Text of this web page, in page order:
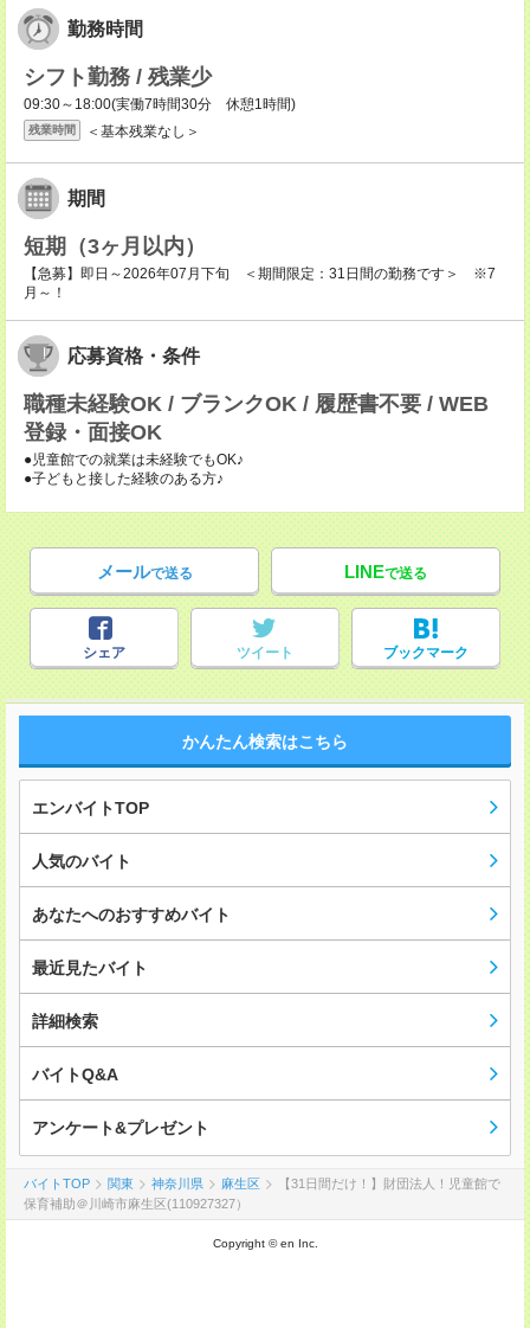
勤務時間
シフト勤務 / 残業少
09:30～18:00(実働7時間30分 休憩1時間)
残業時間 ＜基本残業なし＞
期間
短期（3ヶ月以内）
【急募】即日～2026年07月下旬 ＜期間限定：31日間の勤務です＞ ※7
月～！
応募資格・条件
職種未経験OK / ブランクOK / 履歴書不要 / WEB
登録・面接OK
●児童館での就業は未経験でもOK♪
●子どもと接した経験のある方♪
メールで送る LINEで送る
シェア ツイート ブックマーク
かんたん検索はこちら
エンバイトTOP
人気のバイト
あなたへのおすすめバイト
最近見たバイト
詳細検索
バイトQ&A
アンケート&プレゼント
バイトTOP 関東 神奈川県 麻生区
【31日間だけ！】財団法人！児童館で
保育補助＠川崎市麻生区(110927327）
Copyright © en Inc.